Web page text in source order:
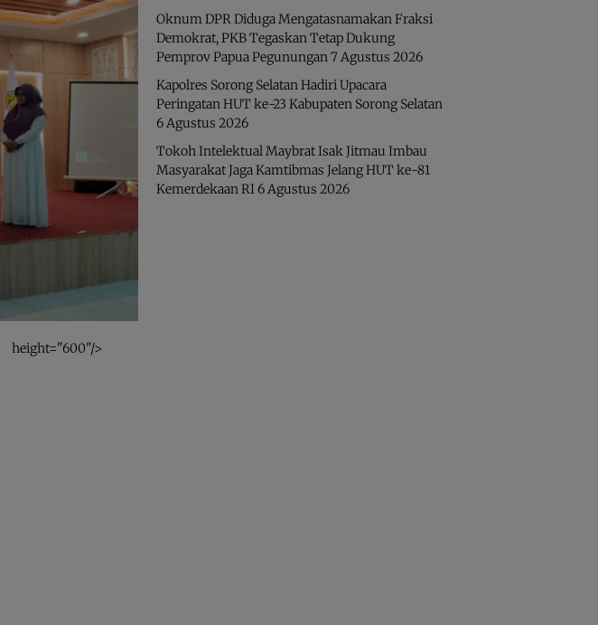
height="600"/>
Oknum DPR Diduga Mengatasnamakan Fraksi
Demokrat, PKB Tegaskan Tetap Dukung
Pemprov Papua Pegunungan7 Agustus 2026
Kapolres Sorong Selatan Hadiri Upacara
Peringatan HUT ke-23 Kabupaten Sorong Selatan
6 Agustus 2026
Tokoh Intelektual Maybrat Isak Jitmau Imbau
Masyarakat Jaga Kamtibmas Jelang HUT ke-81
Kemerdekaan RI6 Agustus 2026